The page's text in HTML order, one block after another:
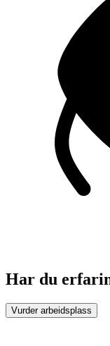
Har du
Vurder arbeidsplass